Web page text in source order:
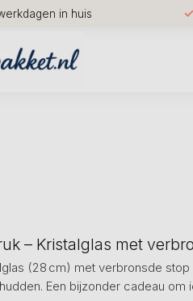
in huis
– Kristalglas met
(28 cm) met verbronsde
Een bijzonder cadeau om